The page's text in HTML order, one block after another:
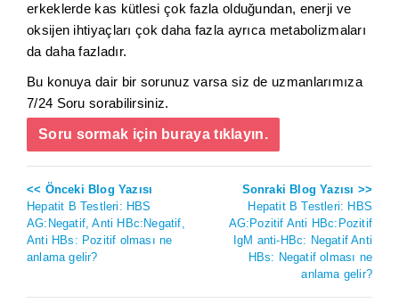
erkeklerde kas kütlesi çok fazla olduğundan, enerji ve
oksijen ihtiyaçları çok daha fazla ayrıca metabolizmaları
da daha fazladır.
Bu konuya dair bir sorunuz varsa siz de uzmanlarımıza
7/24 Soru sorabilirsiniz.
Soru sormak için buraya tıklayın.
<< Önceki Blog Yazısı
Hepatit B Testleri: HBS
AG:Negatif, Anti HBc:Negatif,
Anti HBs: Pozitif olması ne
anlama gelir?
Sonraki Blog Yazısı >>
Hepatit B Testleri: HBS
AG:Pozitif Anti HBc:Pozitif
IgM anti-HBc: Negatif Anti
HBs: Negatif olması ne
anlama gelir?